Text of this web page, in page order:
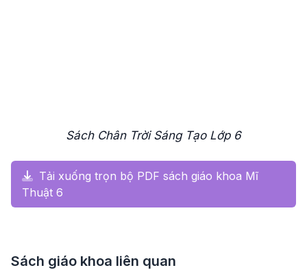
Sách Chân Trời Sáng Tạo Lớp 6
Tải xuống trọn bộ PDF sách giáo khoa Mĩ
Thuật 6
Sách giáo khoa liên quan